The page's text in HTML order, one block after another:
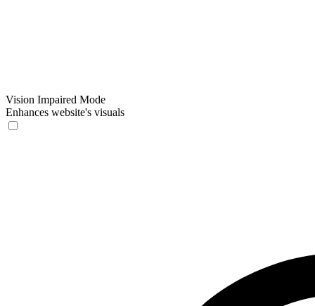
Vision Impaired Mode
Enhances website's visuals